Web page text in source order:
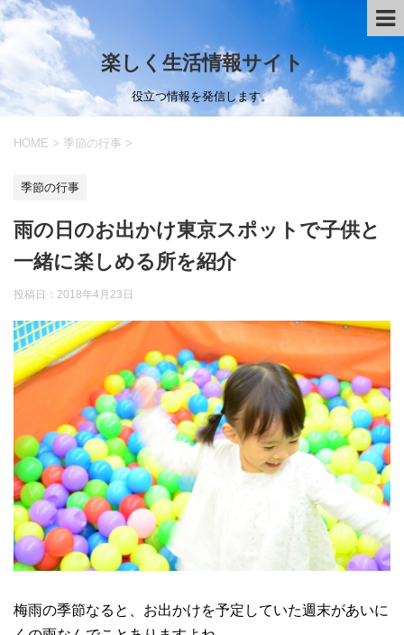
楽しく生活情報サイト
役立つ情報を発信します。
HOME > 季節の行事 >
季節の行事
雨の日のお出かけ東京スポットで子供と
一緒に楽しめる所を紹介
投稿日： 2018年4月23日
梅雨の季節なると、お出かけを予定していた週末があいに